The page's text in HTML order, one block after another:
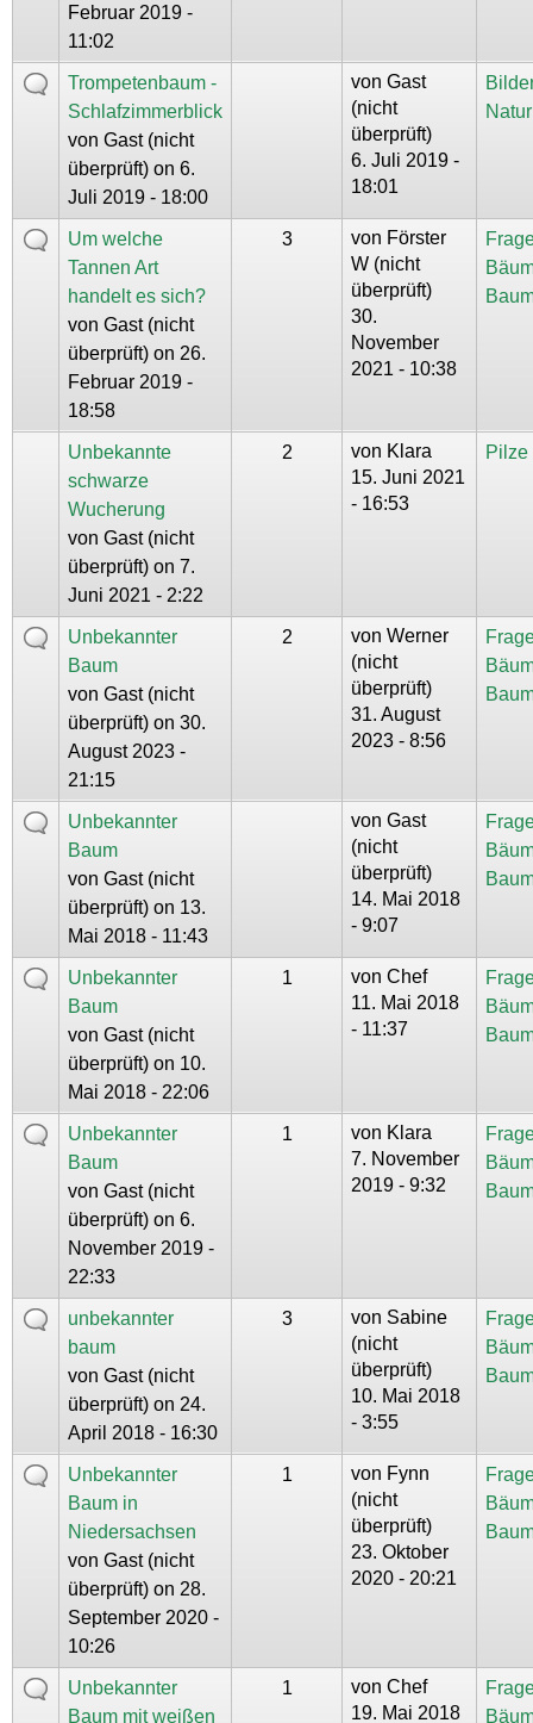
Februar 2019 -
11:02
Trompetenbaum -
Schlafzimmerblick
von Gast (nicht
überprüft) on 6.
Juli 2019 - 18:00
von Gast
(nicht
überprüft)
6. Juli 2019 -
18:01
Natur
Um welche
Tannen Art
handelt es sich?
von Gast (nicht
überprüft) on 26.
Februar 2019 -
18:58
3 von Förster
W (nicht
überprüft)
30.
November
2021 - 10:38
Unbekannte
schwarze
Wucherung
von Gast (nicht
überprüft) on 7.
Juni 2021 - 2:22
2 von Klara
15. Juni 2021
- 16:53
Pilze
Unbekannter
Baum
von Gast (nicht
überprüft) on 30.
August 2023 -
21:15
2 von Werner
(nicht
überprüft)
31. August
2023 - 8:56
Unbekannter
Baum
von Gast (nicht
überprüft) on 13.
Mai 2018 - 11:43
von Gast
(nicht
überprüft)
14. Mai 2018
- 9:07
Unbekannter
Baum
von Gast (nicht
überprüft) on 10.
Mai 2018 - 22:06
1 von Chef
11. Mai 2018
- 11:37
Unbekannter
Baum
von Gast (nicht
überprüft) on 6.
November 2019 -
22:33
1 von Klara
7. November
2019 - 9:32
unbekannter
baum
von Gast (nicht
überprüft) on 24.
April 2018 - 16:30
3 von Sabine
(nicht
überprüft)
10. Mai 2018
- 3:55
Unbekannter
Baum in
Niedersachsen
von Gast (nicht
überprüft) on 28.
September 2020 -
10:26
1 von Fynn
(nicht
überprüft)
23. Oktober
2020 - 20:21
Unbekannter
Baum mit weißen
1 von Chef
19. Mai 2018